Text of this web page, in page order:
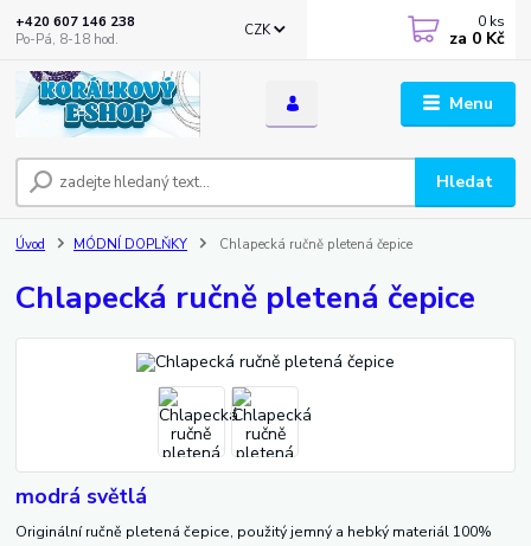
Menu
CZK
Hledat
+420 607 146 238
Po-Pá, 8-18 hod.
0 ks
za 0 Kč
Úvod MÓDNÍ DOPLŇKY Chlapecká ručně pletená čepice
Chlapecká ručně pletená čepice
modrá světlá
Originální ručně pletená čepice, použitý jemný a hebký materiál 100%